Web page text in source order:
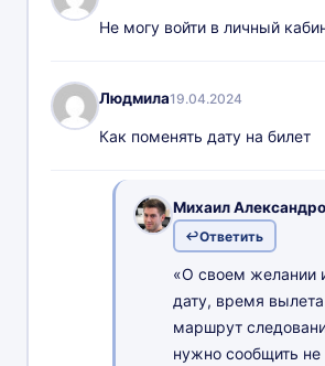
Не могу войти в личный
Людмила19.04.2024
Как поменять дату на билет
Михаил
Ответить
«О своем желании
дату, время
маршрут
нужно сообщить не